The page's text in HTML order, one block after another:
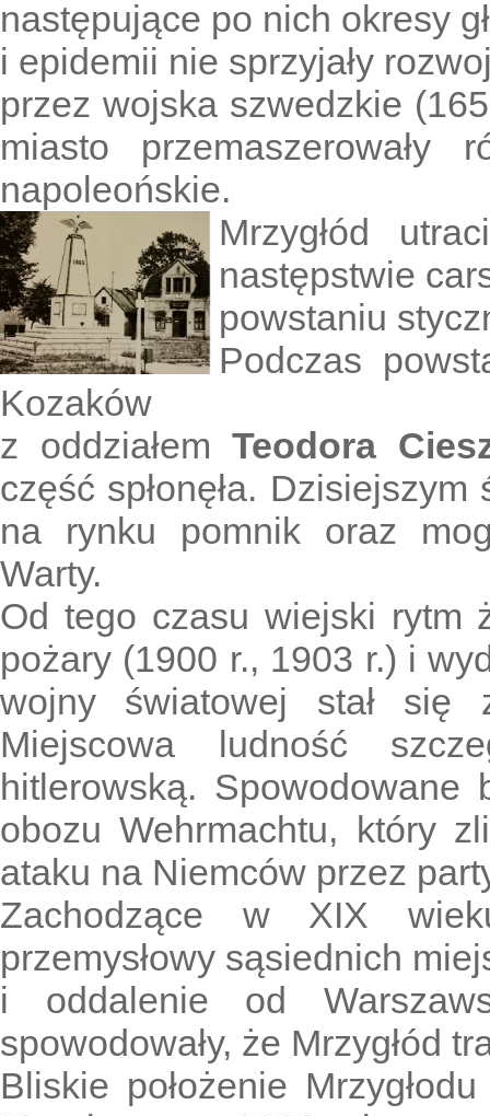
następujące po nich okresy
i epidemii nie sprzyjały
przez wojska szwedzkie
miasto
napoleońskie.
Mrzygłód
następstwie
powstaniu
Podczas
Kozaków
z oddziałemTeodora
część spłonęła.
na rynku pomnik oraz
Warty.
Od tego czasu wiejski rytm
pożary (1900 r., 1903 r.) i
wojny światowej stał się
Miejscowa ludność
hitlerowską. Spowodowane
obozu Wehrmachtu, który
ataku na Niemców przez
Zachodzące w XIX
przemysłowy sąsiednich
i oddalenie od
spowodowały, że Mrzygłód
Bliskie położenie